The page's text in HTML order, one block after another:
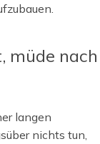
müde nach
langen
nichts tun,